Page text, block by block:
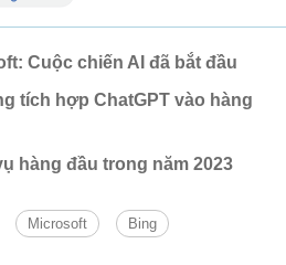
Cuộc chiến AI đã bắt đầu
tích hợp ChatGPT vào hàng
hàng đầu trong năm 2023
Microsoft Bing